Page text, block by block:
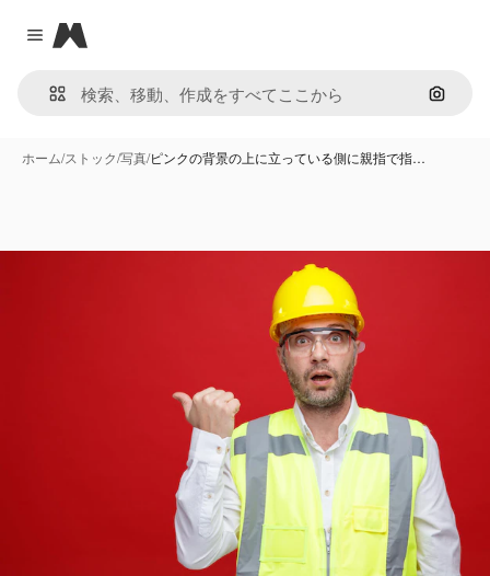
Close menu
Magnific
画像で
ホーム/ストック/写真/ピンクの背景の上に立っている側に親指で指…